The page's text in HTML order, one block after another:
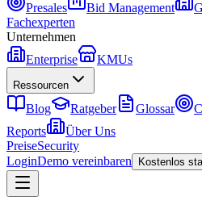
Presales
Bid Management
Fachexperten
Unternehmen
Enterprise
KMUs
Ressourcen
Blog Ratgeber Glossar
Reports
Über Uns
PreiseSecurity
LoginDemo vereinbaren Kostenlos